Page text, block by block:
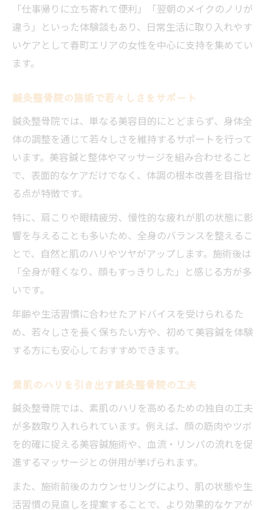
美容と健康をサポートする鍼灸整骨院の特
徴
肩こり・眼精疲労にも鍼灸整骨院が有効
美容鍼と身体調整の相乗効果を追求
「仕事帰りに立ち寄れて便利」「翌朝のメイクのノリが
違う」といった体験談もあり、日常生活に取り入れやす
いケアとして春町エリアの女性を中心に支持を集めてい
ます。
鍼灸整骨院の施術で若々しさをサポート
鍼灸整骨院では、単なる美容目的にとどまらず、身体全
体の調整を通じて若々しさを維持するサポートを行って
います。美容鍼と整体やマッサージを組み合わせること
で、表面的なケアだけでなく、体調の根本改善を目指せ
る点が特徴です。
特に、肩こりや眼精疲労、慢性的な疲れが肌の状態に影
響を与えることも多いため、全身のバランスを整えるこ
とで、自然と肌のハリやツヤがアップします。施術後は
「全身が軽くなり、顔もすっきりした」と感じる方が多
いです。
年齢や生活習慣に合わせたアドバイスを受けられるた
め、若々しさを長く保ちたい方や、初めて美容鍼を体験
する方にも安心しておすすめできます。
素肌のハリを引き出す鍼灸整骨院の工夫
鍼灸整骨院では、素肌のハリを高めるための独自の工夫
が多数取り入れられています。例えば、顔の筋肉やツボ
を的確に捉える美容鍼施術や、血流・リンパの流れを促
進するマッサージとの併用が挙げられます。
また、施術前後のカウンセリングにより、肌の状態や生
活習慣の見直しを提案することで、より効果的なケアが